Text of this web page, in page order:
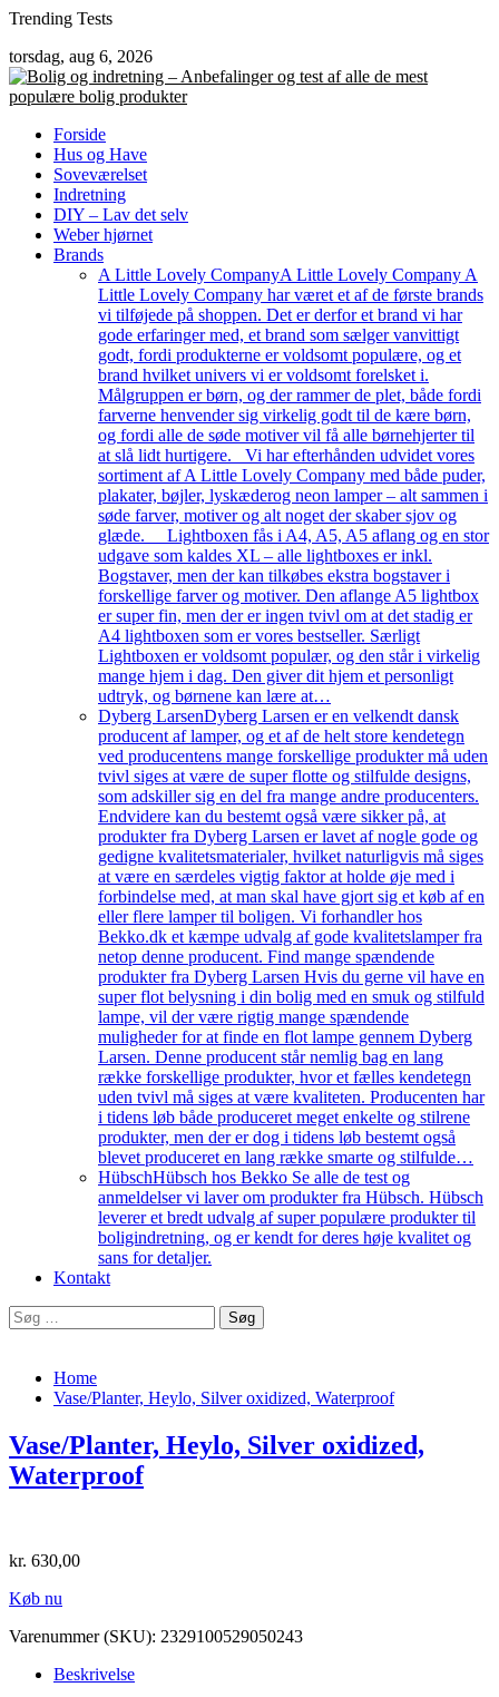
Skip
content
Trending Tests
torsdag, aug 6, 2026
Forside
Hus og Have
Soveværelset
Indretning
DIY – Lav det selv
Weber hjørnet
Brands
A Little Lovely CompanyA Little Lovely Company A
Little Lovely Company har været et af de første brands
vi tilføjede på shoppen. Det er derfor et brand vi har
gode erfaringer med, et brand som sælger vanvittigt
godt, fordi produkterne er voldsomt populære, og et
brand hvilket univers vi er voldsomt forelsket i.
Målgruppen er børn, og der rammer de plet, både fordi
farverne henvender sig virkelig godt til de kære børn,
og fordi alle de søde motiver vil få alle børnehjerter til
at slå lidt hurtigere. Vi har efterhånden udvidet vores
sortiment af A Little Lovely Company med både puder,
plakater, bøjler, lyskæderog neon lamper – alt sammen i
søde farver, motiver og alt noget der skaber sjov og
glæde. Lightboxen fås i A4, A5, A5 aflang og en stor
udgave som kaldes XL – alle lightboxes er inkl.
Bogstaver, men der kan tilkøbes ekstra bogstaver i
forskellige farver og motiver. Den aflange A5 lightbox
er super fin, men der er ingen tvivl om at det stadig er
A4 lightboxen som er vores bestseller. Særligt
Lightboxen er voldsomt populær, og den står i virkelig
mange hjem i dag. Den giver dit hjem et personligt
udtryk, og børnene kan lære at…
Dyberg LarsenDyberg Larsen er en velkendt dansk
producent af lamper, og et af de helt store kendetegn
ved producentens mange forskellige produkter må uden
tvivl siges at være de super flotte og stilfulde designs,
som adskiller sig en del fra mange andre producenters.
Endvidere kan du bestemt også være sikker på, at
produkter fra Dyberg Larsen er lavet af nogle gode og
gedigne kvalitetsmaterialer, hvilket naturligvis må siges
at være en særdeles vigtig faktor at holde øje med i
forbindelse med, at man skal have gjort sig et køb af en
eller flere lamper til boligen. Vi forhandler hos
Bekko.dk et kæmpe udvalg af gode kvalitetslamper fra
netop denne producent. Find mange spændende
produkter fra Dyberg Larsen Hvis du gerne vil have en
super flot belysning i din bolig med en smuk og stilfuld
lampe, vil der være rigtig mange spændende
muligheder for at finde en flot lampe gennem Dyberg
Larsen. Denne producent står nemlig bag en lang
række forskellige produkter, hvor et fælles kendetegn
uden tvivl må siges at være kvaliteten. Producenten har
i tidens løb både produceret meget enkelte og stilrene
produkter, men der er dog i tidens løb bestemt også
blevet produceret en lang række smarte og stilfulde…
HübschHübsch hos Bekko Se alle de test og
anmeldelser vi laver om produkter fra Hübsch. Hübsch
leverer et bredt udvalg af super populære produkter til
boligindretning, og er kendt for deres høje kvalitet og
sans for detaljer.
Kontakt
Søg
efter:
Home
Vase/Planter, Heylo, Silver oxidized, Waterproof
Vase/Planter, Heylo, Silver oxidized,
Waterproof
kr. 630,00
Køb nu
Varenummer (SKU): 2329100529050243
Beskrivelse